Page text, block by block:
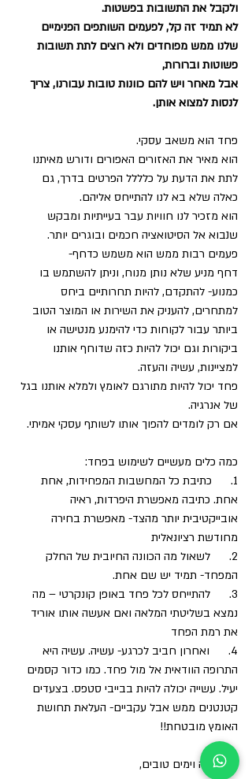
ולקבל את התשובות בפשטות.
לא תמיד זה קל, לפעמים השותפים הפנימיים
שלנו ממש מפוחדים ולא רוצים לתת תשובות
פשוטות וברורות,
אבל מאחר ויש להם כוונות טובות עבורנו, צריך
לנסות למצוא אותן.
פחד הוא משאב עסקי.
הוא מאיר את האזורים האפורים ודורש מאיתנו
לתת את הדעת על כלללל הפרטים בדרך, גם
כאלה שלא בא לנו להתייחס אליהם.
הוא מזכיר לנו חוויות עבר בעייתיות ומבקש
שנבוא אל הסיטואציה חכמים ובוגרים יותר.
פעמים רבות ממש הוא משמש כדחף-
דחף מניע שלא נותן מנוח, וניתן להשתמש בו
כמנוע- להתקדם, להיות תחרותיים ביחס
למתחרים, להעניק את השירות או המוצר הטוב
ביותר עבור לקוחות כדי להימנע מנטישה או
ביקורות וגם יכול להיות כזה שדוחף אותנו
למציינות, עשיה והעזה.
פחד יכול להיות מתורגם לאומץ ולמלא אותנו בגל
של אנרגיה.
אם רק לומדים להפוך אותו לשותף עסקי אמיתי.
כמה כלים מעשיים לשימוש בפחד:
1.      כתיבת כל המחשבות המפחידות, אחת
אחת. כתיבה מאפשרת היפרדות, ראיה
אובייקטיבית יותר מהצד- מאפשרת בחירה
מחודשת רציונאלית
2.      לשאול מה הכוונה החיובית של החלק
המפחד- תמיד יש שם אחת.
3.      להתייחס לכל פחד באופן קונקרטי – מה
נמצא בשליטתי המלאה ואם אעשה אותו אוריד
את רמת הפחד
4.      ואחרון חביב לכרגע- עשיה. עשיה היא
התרופה הוודאית אל מול פחד. כמו כדור קסמים
יעיל. עשייה יכולה להיות בבייבי סטפס. בצעדים
קטנטנים ממש אבל עקביים- העלאת תחושת
האומץ מובטחת!!
בהצלחה וימים טובים,